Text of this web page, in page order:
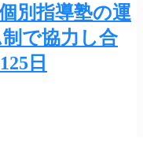
別指導塾の運
で協力し合
日